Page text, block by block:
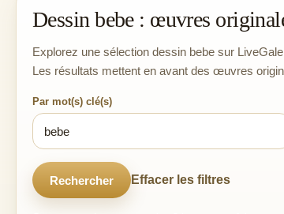
Dessin bebe : œuvres
Explorez une sélection dessin bebe sur
Les résultats mettent en avant des œuvres
Par mot(s) clé(s)
Rechercher Effacer les filtres